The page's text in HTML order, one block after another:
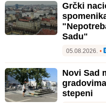
Grčki
Sadu"
05.08.2026. •
Novi Sad
stepeni